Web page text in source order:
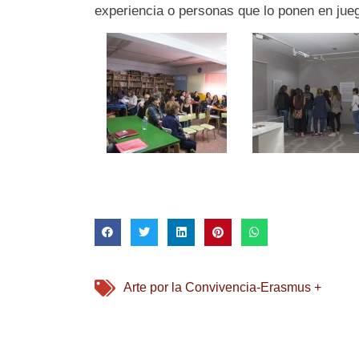
experiencia o personas que lo ponen en
Arte por la Convivencia-Erasmus +